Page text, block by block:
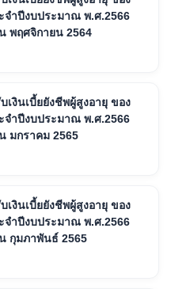
จำปีงบประมาณ พ.ศ.2566
พฤศจิกายน 2564
งินเบี้ยยังชีพผู้สูงอายุ ของ
จำปีงบประมาณ พ.ศ.2566
มกราคม 2565
งินเบี้ยยังชีพผู้สูงอายุ ของ
จำปีงบประมาณ พ.ศ.2566
กุมภาพันธ์ 2565